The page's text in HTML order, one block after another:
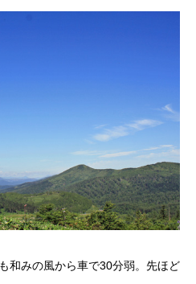
和みの風から車で30分弱。先ほど